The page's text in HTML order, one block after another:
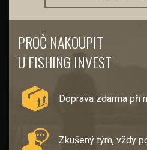
PROČ NAKOUPIT
U FISHING INVEST
Doprava zdarma při
Zkušený tým, vždy